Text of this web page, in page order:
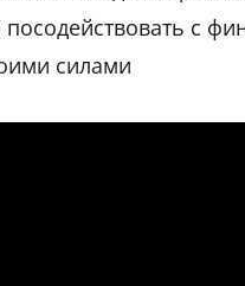
посодействовать с
силами